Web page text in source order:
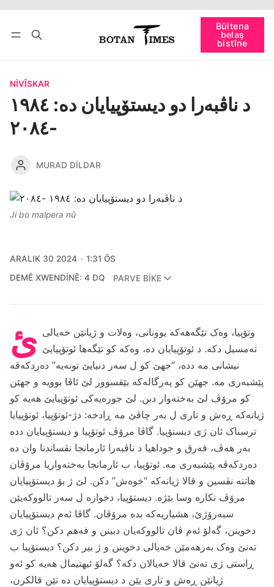
Bûltena
belaş
bistîne
bişopîne
NIVÎSKAR
د ناڤبه‌را دو دیستۆپیایان ده‌: ۱۹۸٤
-۲۰۸٤
MURAD DILDAR
Ji bo malpera nû
ARALIK 30 2024
1:31 ÖS
DEMÊ XWENDINÊ: 4 DQ
PARVE BIKE
ئ وتۆپیا، وه‌ک تێگه‌هه‌که‌ یوونانی، وه‌لات و ژیانێن خه‌یالی
ته‌مسیل دکه‌. د ئوتۆپیایان ده‌، وه‌که‌ کو تێگه‌ها ئوتۆپیایێ
نیشانی مه‌ دده‌، “جهێ کو ل سه‌ر دنیایێ تونه‌یه‌” ده‌ردکه‌ڤه‌
پێشبه‌ری مه‌. جهێن کو په‌رگاله‌که‌ بێقسوور لێ ئاڤا بوویه‌ و جهێن
کو مرۆڤ لێ به‌خته‌وار دبن. لێ جوره‌یه‌کی ئوتۆپیایێ هه‌یه‌ کو
ژیانه‌که‌ ڕه‌ش و تاری ل به‌ر چاڤێ مه‌ ڕادخه‌: دژ-ئوتۆپیا، ئوتۆپیایا
ترسناک ئان ژی دیستۆپیا. گاڤا مرۆڤ ئوتۆپیا و دیستۆپیایان دده‌
به‌ر هه‌ڤ، فه‌رق و جوداهیا د ناڤبه‌را ئارمانجا نڤساندنا وان ده‌
ده‌ردکه‌ڤه‌ پێشبه‌ری مه‌. ئوتۆپیا، ب ئارمانجا به‌خته‌واریا مرۆڤان
هاتنه‌ نڤسین و قالا ژیانه‌که‌ “خوه‌ش” دکن. لێ ژ بۆ دیستۆپیایان
مرۆڤ نکاره‌ وسا بێژه‌. دیستۆپیا، دخوازه‌ ل سه‌ر تالووکه‌یێن
سبه‌رۆژێ، هشیاریه‌که‌ بده‌ مرۆڤان. گاڤا ئه‌م دیستۆپیایان
دخوینن، گه‌لۆ ئه‌م ڤان تالووکه‌یان دبینن و فه‌هم دکن؟ ئان ژی
ته‌نێ وه‌ک به‌رهه‌مێن خه‌یالی دخوینن و ژ بیر دکن؟ دیستۆپیا ب
ڕاستی ژی ته‌نێ قالا خه‌یالان دکه‌؟ گه‌لۆ ئیهتیمال هه‌یه‌ کو ئه‌و
ژیانێن ڕه‌ش و تاری یێن د دیستۆپیایان ده‌ تێن قالکرن،